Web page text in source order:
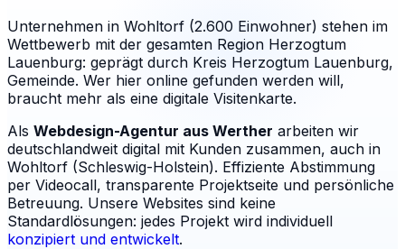
Unternehmen in Wohltorf (2.600 Einwohner) stehen im
Wettbewerb mit der gesamten Region Herzogtum
Lauenburg: geprägt durch Kreis Herzogtum Lauenburg,
Gemeinde. Wer hier online gefunden werden will,
braucht mehr als eine digitale Visitenkarte.
Als Webdesign-Agentur aus Werther arbeiten wir
deutschlandweit digital mit Kunden zusammen, auch in
Wohltorf (Schleswig-Holstein). Effiziente Abstimmung
per Videocall, transparente Projektseite und persönliche
Betreuung. Unsere Websites sind keine
Standardlösungen: jedes Projekt wird individuell
konzipiert und entwickelt.